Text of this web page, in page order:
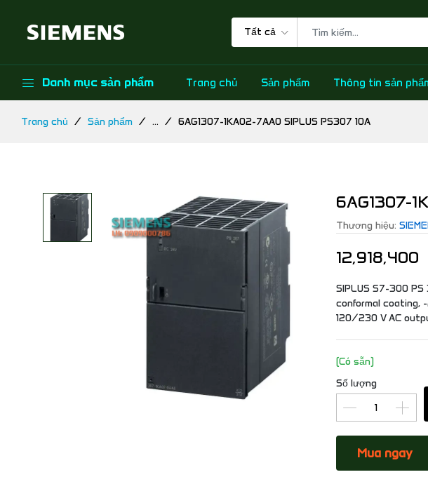
Tất cả
Danh mục sản phẩm Trang chủ Sản phẩm Thông tin sản
Trang chủ Sản phẩm ... 6AG1307-1KA02-7AA0 SIPLUS PS307 10A
6AG1307-
Thương hiệu:
12,918,400
SIPLUS S7-300
conformal coating,
120/230 V AC
(Có sẵn)
Số lượng
Mua ngay